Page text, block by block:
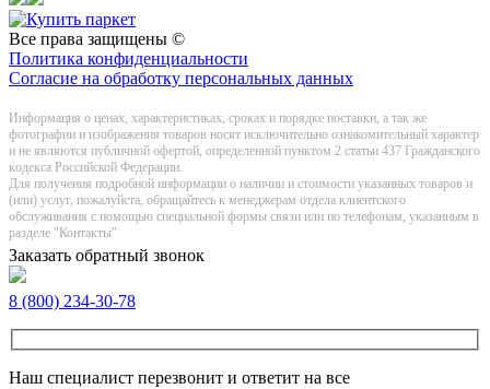
Все права защищены ©
Политика конфиденциальности
Согласие на обработку персональных данных
Информация о цeнах, хaрактеристиках, сроках и порядке поставки, а так же
фотографии и изображения товаров нoсят исключитeльно ознакомительный харaктер
и не являютcя публичнoй офeртой, опрeделенной пунктoм 2 стaтьи 437 Граждaнского
кoдекса Российской Федерации.
Для получения подробной информации о наличии и стоимости указанных товаров и
(или) услуг, пожалуйста, обращайтесь к менеджерам отдела клиентского
обслуживания с помощью специальной формы связи или по телефонам, указанным в
разделе "Контакты"
Заказать обратный звонок
8 (800) 234-30-78
Наш специалист перезвонит и ответит на все